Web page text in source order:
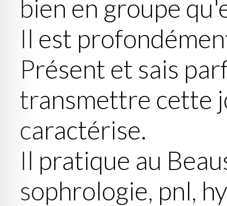
bien en groupe
Il est
Présent et sais
transmettre cette
caractérise.
Il pratique au
sophrologie, pnl,